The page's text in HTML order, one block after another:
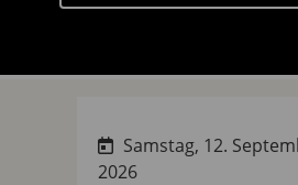
Samstag, 12.
2026